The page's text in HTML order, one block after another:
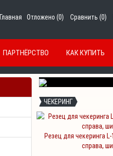
Главная Отложено (0) Сравнить (0)
ПАРТНЁРСТВО КАК КУПИТЬ
Previous
ЧЕКЕРИНГ
Резец для чекеринга
справа,